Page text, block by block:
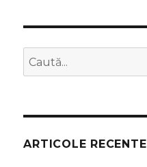
Caută
după:
ARTICOLE RECENTE